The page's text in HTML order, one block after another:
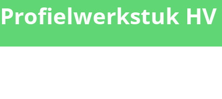
Profielwerkstuk HV